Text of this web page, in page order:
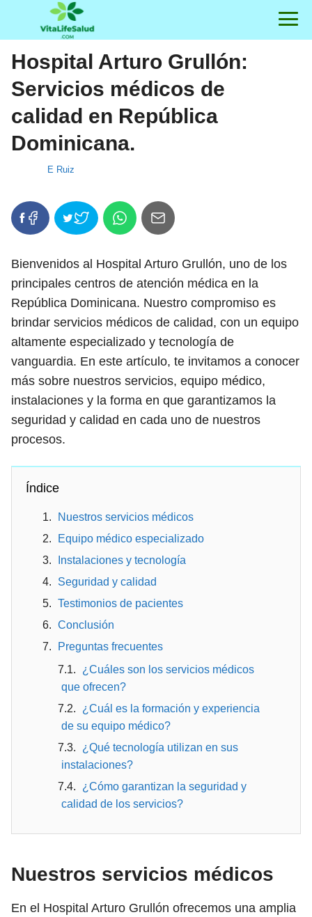
Hospital Arturo Grullón:
Servicios médicos de
calidad en República
Dominicana.
E Ruiz
Bienvenidos al Hospital Arturo Grullón, uno de los
principales centros de atención médica en la
República Dominicana. Nuestro compromiso es
brindar servicios médicos de calidad, con un equipo
altamente especializado y tecnología de
vanguardia. En este artículo, te invitamos a conocer
más sobre nuestros servicios, equipo médico,
instalaciones y la forma en que garantizamos la
seguridad y calidad en cada uno de nuestros
procesos.
Índice
Nuestros servicios médicos
Equipo médico especializado
Instalaciones y tecnología
Seguridad y calidad
Testimonios de pacientes
Conclusión
Preguntas frecuentes
¿Cuáles son los servicios médicos
que ofrecen?
¿Cuál es la formación y experiencia
de su equipo médico?
¿Qué tecnología utilizan en sus
instalaciones?
¿Cómo garantizan la seguridad y
calidad de los servicios?
Nuestros servicios médicos
En el Hospital Arturo Grullón ofrecemos una amplia